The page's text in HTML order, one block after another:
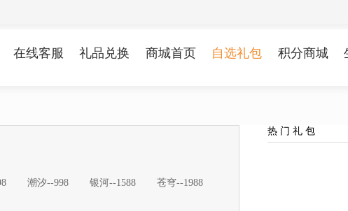
在线客服 礼品兑换 商城首页 自选礼包 积分商城
潮汐--998 银河--1588
苍穹--1988
热 门 礼 包